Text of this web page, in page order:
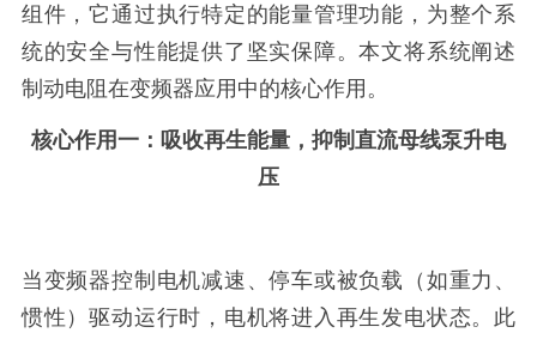
组件，它通过执行特定的能量管理功能，为整个系
统的安全与性能提供了坚实保障。本文将系统阐述
制动电阻在变频器应用中的核心作用。
核心作用一：吸收再生能量，抑制直流母线泵升电
压
当变频器控制电机减速、停车或被负载（如重力、
惯性）驱动运行时，电机将进入再生发电状态。此